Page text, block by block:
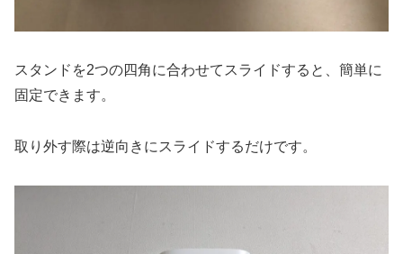
スタンドを2つの四角に合わせてスライドすると、簡単に
固定できます。
取り外す際は逆向きにスライドするだけです。